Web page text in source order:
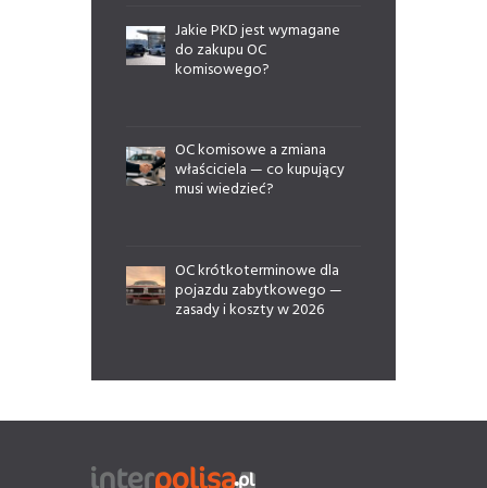
Jakie PKD jest wymagane
do zakupu OC
komisowego?
OC komisowe a zmiana
właściciela — co kupujący
musi wiedzieć?
OC krótkoterminowe dla
pojazdu zabytkowego —
zasady i koszty w 2026